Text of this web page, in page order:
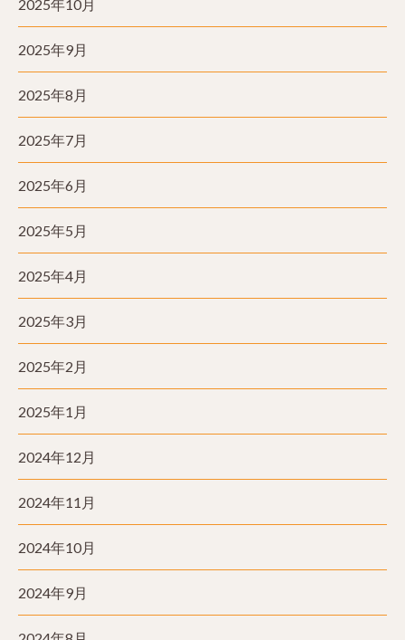
2025年10月
2025年9月
2025年8月
2025年7月
2025年6月
2025年5月
2025年4月
2025年3月
2025年2月
2025年1月
2024年12月
2024年11月
2024年10月
2024年9月